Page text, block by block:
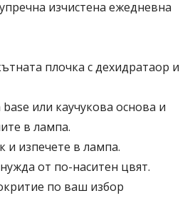
изчистена ежедневна
плочка сдехидратаор и
base или каучукова основа и
в лампа.
и изпечете в лампа.
от по-наситен цвят.
по ваш избор